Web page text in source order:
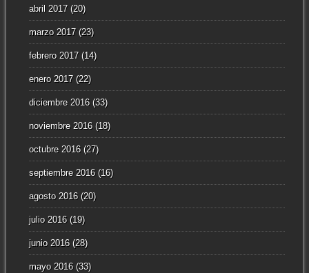
abril 2017(20)
marzo 2017(23)
febrero 2017(14)
enero 2017(22)
diciembre 2016(33)
noviembre 2016(18)
octubre 2016(27)
septiembre 2016(16)
agosto 2016(20)
julio 2016(19)
junio 2016(28)
mayo 2016(33)